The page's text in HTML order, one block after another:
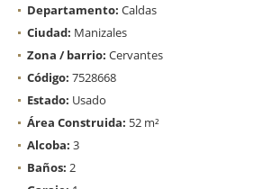
Departamento: Caldas
Ciudad: Manizales
Zona / barrio: Cervantes
Código: 7528668
Estado: Usado
Área Construida: 52 m²
Alcoba: 3
Baños: 2